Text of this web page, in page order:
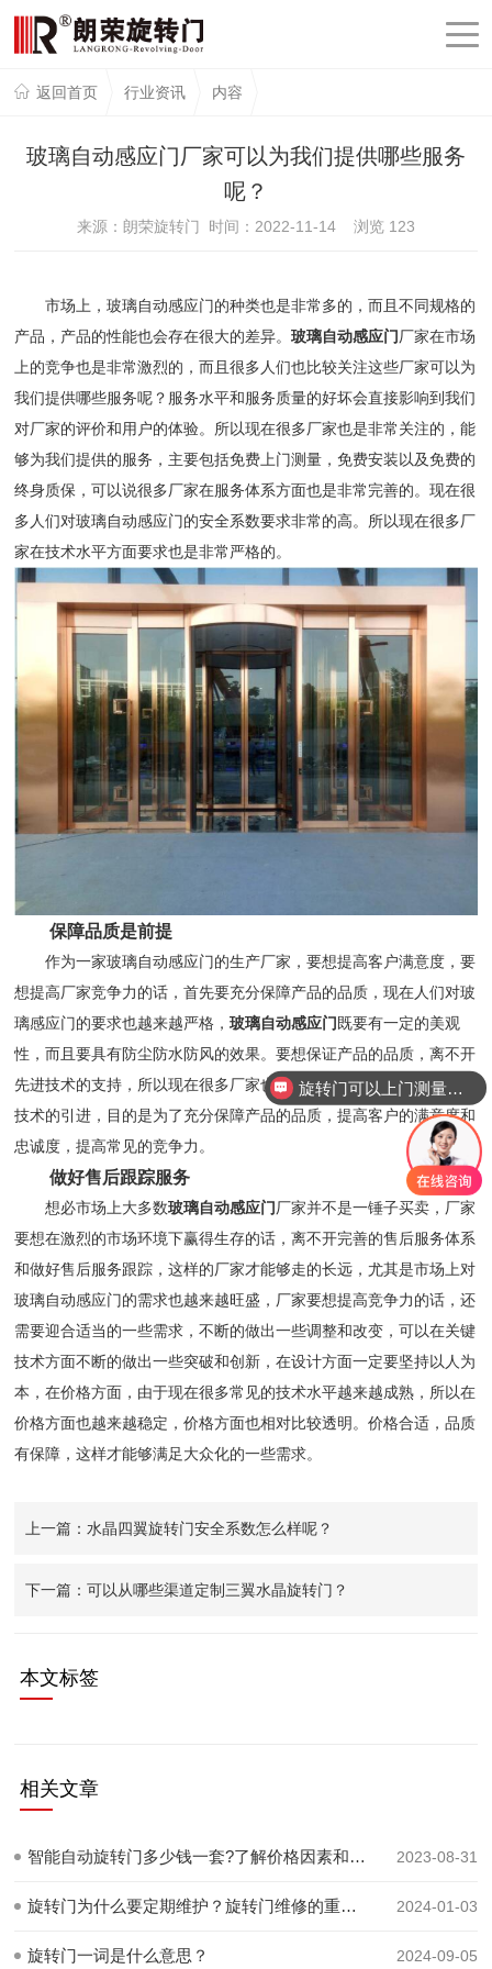
返回首页 行业资讯 内容
玻璃自动感应门厂家可以为我们提供哪些服务
呢？
来源：朗荣旋转门 时间：2022-11-14 浏览 123
市场上，玻璃自动感应门的种类也是非常多的，而且不同规格的
产品，产品的性能也会存在很大的差异。玻璃自动感应门厂家在市场
上的竞争也是非常激烈的，而且很多人们也比较关注这些厂家可以为
我们提供哪些服务呢？服务水平和服务质量的好坏会直接影响到我们
对厂家的评价和用户的体验。所以现在很多厂家也是非常关注的，能
够为我们提供的服务，主要包括免费上门测量，免费安装以及免费的
终身质保，可以说很多厂家在服务体系方面也是非常完善的。现在很
多人们对玻璃自动感应门的安全系数要求非常的高。所以现在很多厂
家在技术水平方面要求也是非常严格的。
保障品质是前提
作为一家玻璃自动感应门的生产厂家，要想提高客户满意度，要
想提高厂家竞争力的话，首先要充分保障产品的品质，现在人们对玻
璃感应门的要求也越来越严格，玻璃自动感应门既要有一定的美观
性，而且要具有防尘防水防风的效果。要想保证产品的品质，离不开
先进技术的支持，所以现在很多厂家也非常重视一些先进设备和先进
技术的引进，目的是为了充分保障产品的品质，提高客户的满意度和
忠诚度，提高常见的竞争力。
做好售后跟踪服务
想必市场上大多数玻璃自动感应门厂家并不是一锤子买卖，厂家
要想在激烈的市场环境下赢得生存的话，离不开完善的售后服务体系
和做好售后服务跟踪，这样的厂家才能够走的长远，尤其是市场上对
玻璃自动感应门的需求也越来越旺盛，厂家要想提高竞争力的话，还
需要迎合适当的一些需求，不断的做出一些调整和改变，可以在关键
技术方面不断的做出一些突破和创新，在设计方面一定要坚持以人为
本，在价格方面，由于现在很多常见的技术水平越来越成熟，所以在
价格方面也越来越稳定，价格方面也相对比较透明。价格合适，品质
有保障，这样才能够满足大众化的一些需求。
上一篇：水晶四翼旋转门安全系数怎么样呢？
下一篇：可以从哪些渠道定制三翼水晶旋转门？
本文标签
相关文章
智能自动旋转门多少钱一套?了解价格因素和范围 2023-08-31
旋转门为什么要定期维护？旋转门维修的重要性 2024-01-03
旋转门一词是什么意思？ 2024-09-05
旋转门可以上门测量安装吗？